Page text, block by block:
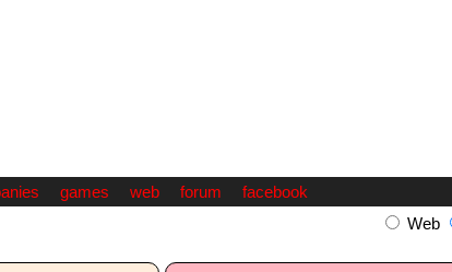
games web forum facebook
Web